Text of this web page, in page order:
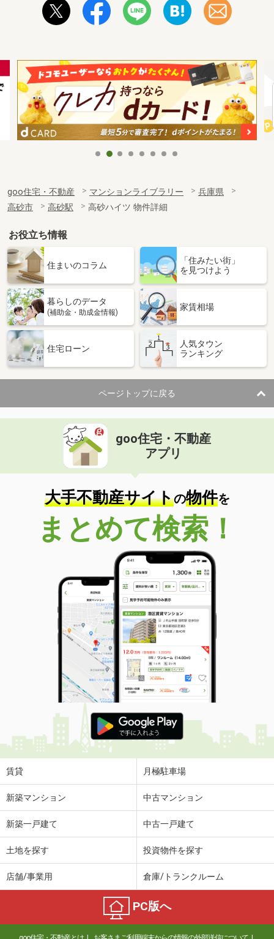
goo住宅・不動産 マンションライブラリー
兵庫県
高砂市
高砂駅 高砂ハイツ 物件詳細
お役立ち情報
住まいのコラム
「住みたい街」
を見つけよう
暮らしのデータ
(補助金・助成金情報)
家賃相場
住宅ローン
人気タウン
ランキング
ページトップに戻る
goo住宅・不動産
アプリ
大手不動産サイトの物件を
まとめて検索！
賃貸 月極駐車場
新築マンション 中古マンション
新築一戸建て 中古一戸建て
土地を探す 投資物件を探す
店舗/事業用 倉庫/トランクルーム
PC版へ